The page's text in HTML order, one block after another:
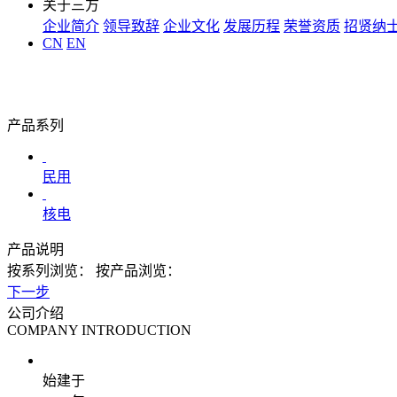
关于三方
企业简介 领导致辞 企业文化 发展历程 荣誉资质 招贤纳
CN EN
产品系列
民用
核电
产品说明
按系列浏览：
按产品浏览：
下一步
公司介绍
COMPANY INTRODUCTION
始建于